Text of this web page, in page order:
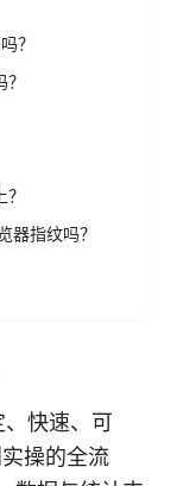
？
器指纹吗？
快速、可
操的全流